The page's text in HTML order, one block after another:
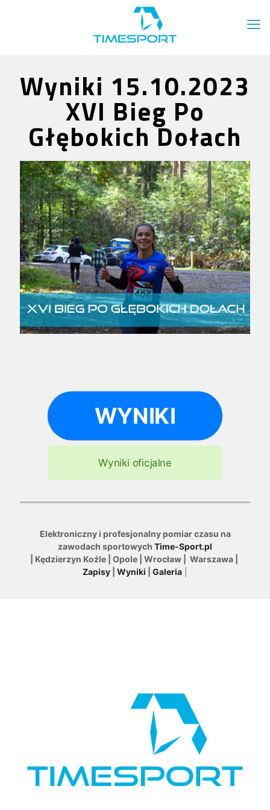
Wyniki 15.10.2023
XVI Bieg Po
Głębokich Dołach
WYNIKI
Wyniki oficjalne
Elektroniczny i profesjonalny pomiar czasu na
zawodach sportowych Time-Sport.pl
| Kędzierzyn Koźle | Opole | Wrocław | Warszawa |
Zapisy
Wyniki Galeria